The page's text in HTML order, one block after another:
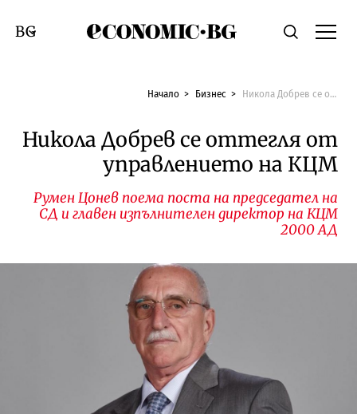
Economic.bgТърсене
Смяна на език
Начало Бизнес Никола Добрев се оттегля от управлението на КЦМ
Никола Добрев се оттегля от
управлението на КЦМ
Румен Цонев поема поста на председател на
СД и главен изпълнителен директор на КЦМ
2000 АД